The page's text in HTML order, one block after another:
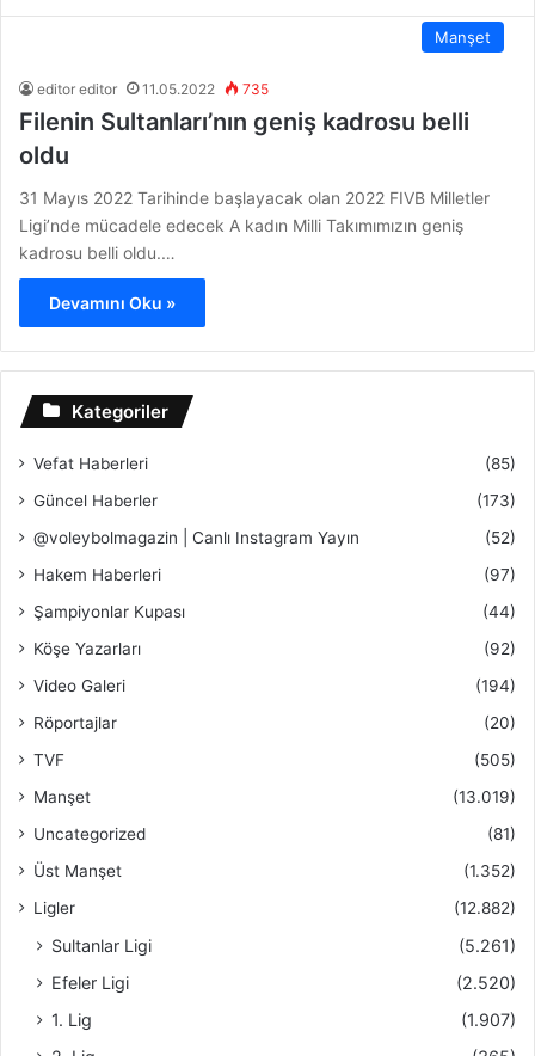
Manşet
editor editor 11.05.2022 735
Filenin Sultanları’nın geniş kadrosu belli
oldu
31 Mayıs 2022 Tarihinde başlayacak olan 2022 FIVB Milletler
Ligi’nde mücadele edecek A kadın Milli Takımımızın geniş
kadrosu belli oldu.…
Devamını Oku »
Kategoriler
Vefat Haberleri
(85)
Güncel Haberler
(173)
@voleybolmagazin | Canlı Instagram Yayın
(52)
Hakem Haberleri
(97)
Şampiyonlar Kupası
(44)
Köşe Yazarları
(92)
Video Galeri
(194)
Röportajlar
(20)
TVF
(505)
Manşet
(13.019)
Uncategorized
(81)
Üst Manşet
(1.352)
Ligler
(12.882)
Sultanlar Ligi
(5.261)
Efeler Ligi
(2.520)
1. Lig
(1.907)